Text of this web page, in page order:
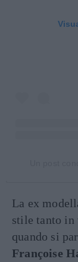
La ex
stile tanto in
quando si
Françoise